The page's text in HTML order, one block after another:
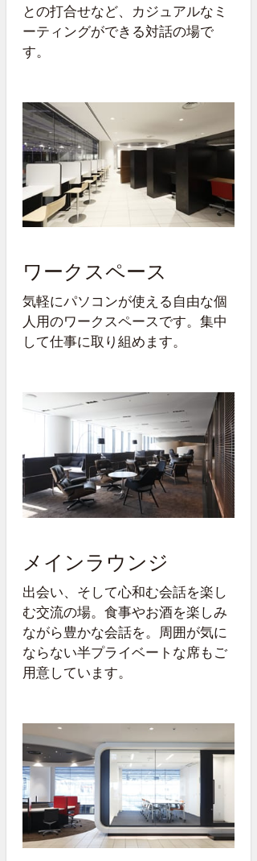
との打合せなど、カジュアルなミ
ーティングができる対話の場で
す。
ワークスペース
気軽にパソコンが使える自由な個
人用のワークスペースです。集中
して仕事に取り組めます。
メインラウンジ
出会い、そして心和む会話を楽し
む交流の場。食事やお酒を楽しみ
ながら豊かな会話を。周囲が気に
ならない半プライベートな席もご
用意しています。